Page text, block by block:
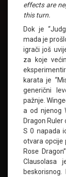
effects are
this turn.
Dok je
mada je
igrači još
za koje
karata je
generični
pažnje.
a od njenog
Dragon Ruler
S 0 napada
otvara opcije
Rose
Clausolasa